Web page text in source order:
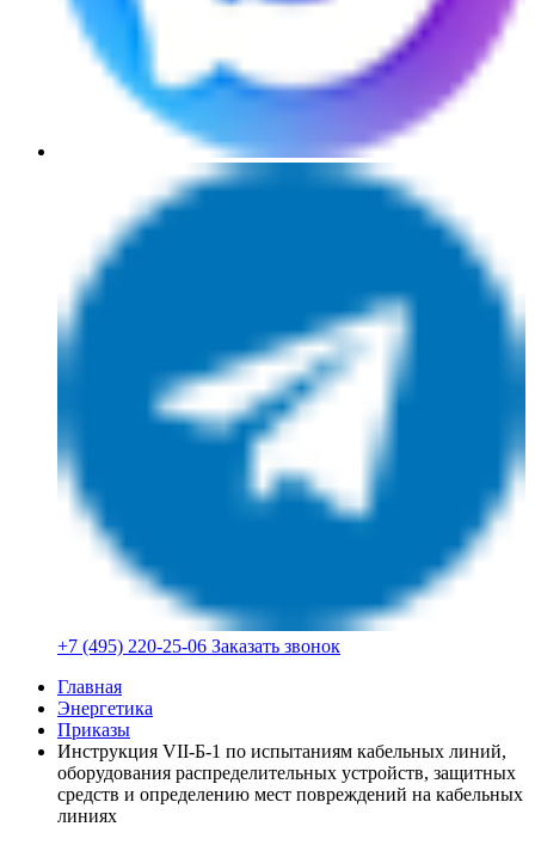
+7 (495) 220-25-06 Заказать звонок
Главная
Энергетика
Приказы
Инструкция VII-Б-1 по испытаниям кабельных линий,
оборудования распределительных устройств, защитных
средств и определению мест повреждений на кабельных
линиях